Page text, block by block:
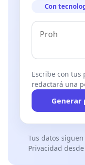
Con
Escribe con tus
redactará una
Generar
Tus datos
Privacidad